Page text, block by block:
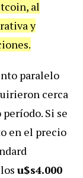
al
y
paralelo
cerca
Si se
en el precio
u$s4.000